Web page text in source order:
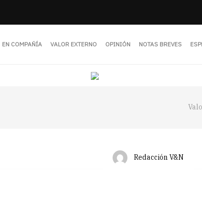
EN COMPAÑÍA VALOR EXTERNO OPINIÓN NOTAS BREVES
Redacción V&N